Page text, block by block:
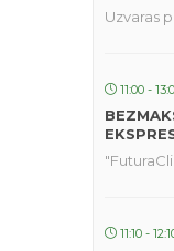
Uzvaras
11:00 -
11:10 -